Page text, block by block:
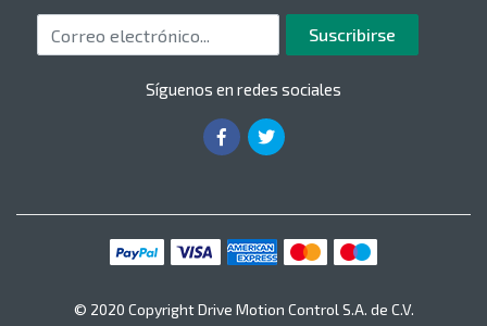
Correo electrónico Suscribirse
Síguenos en redes sociales
© 2020 Copyright Drive Motion Control S.A. de C.V.